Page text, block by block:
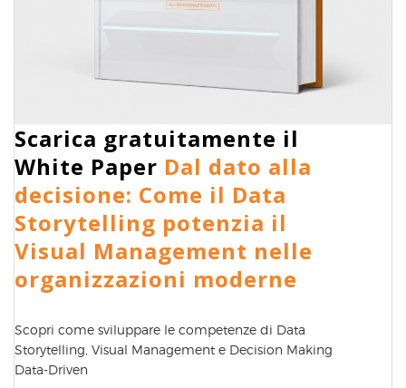
Scarica gratuitamente il
White Paper Dal dato alla
decisione: Come il Data
Storytelling potenzia il
Visual Management nelle
organizzazioni moderne
Scopri come sviluppare le competenze di Data
Storytelling, Visual Management e Decision Making
Data-Driven